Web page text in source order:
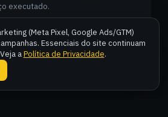
executado.
(Meta Pixel, Google Ads/GTM)
Essenciais do site continuam
aPolítica de Privacidade.